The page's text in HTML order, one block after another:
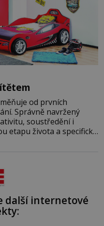
od prvních
Správně navržený
soustředění i
etapu života a specifické
další internetové